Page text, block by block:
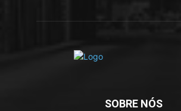
SOBRE NÓS